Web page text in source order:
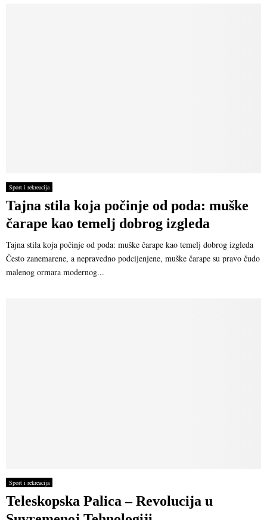
Sport i rekreacija
Tajna stila koja počinje od poda: muške
čarape kao temelj dobrog izgleda
Tajna stila koja počinje od poda: muške čarape kao temelj dobrog izgleda
Često zanemarene, a nepravedno podcijenjene, muške čarape su pravo čudo
malenog ormara modernog...
Sport i rekreacija
Teleskopska Palica – Revolucija u